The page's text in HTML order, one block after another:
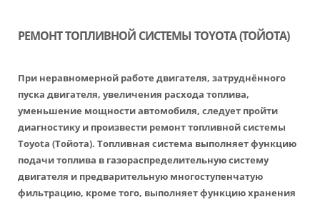
РЕМОНТ ТОПЛИВНОЙ СИСТЕМЫ TOYOTA (ТОЙОТА)
При неравномерной работе двигателя, затруднённого
пуска двигателя, увеличения расхода топлива,
уменьшение мощности автомобиля, следует пройти
диагностику и произвести ремонт топливной системы
Toyota (Тойота). Топливная система выполняет функцию
подачи топлива в газораспределительную систему
двигателя и предварительную многоступенчатую
фильтрацию, кроме того, выполняет функцию хранения